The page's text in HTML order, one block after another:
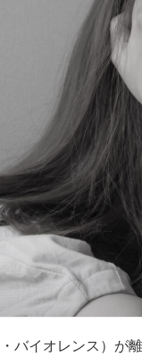
バイオレンス）が